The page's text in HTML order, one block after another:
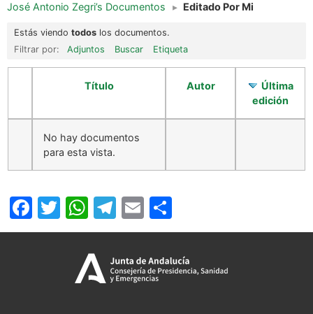
José Antonio Zegri’s Documentos ▸ Editado Por Mi
Estás viendo todos los documentos.
Filtrar por:
Adjuntos Buscar Etiqueta
Título Autor
Última
edición
No hay documentos
para esta vista.
Facebook
Twitter
WhatsApp
Telegram
Email